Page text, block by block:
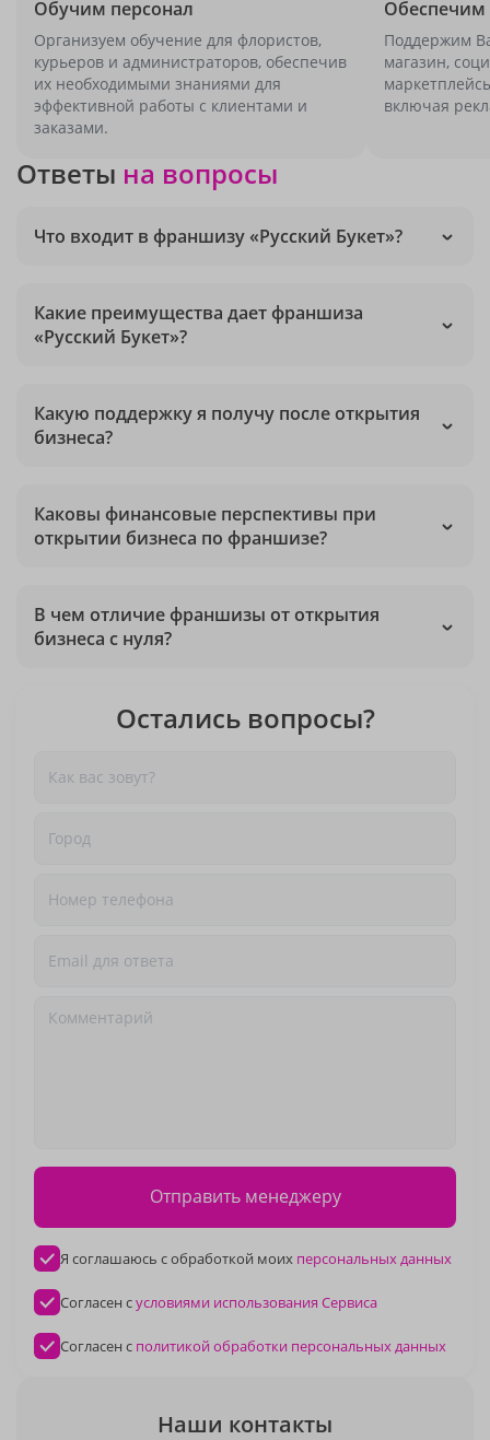
Обучим персонал
Организуем обучение для флористов,
курьеров и администраторов, обеспечив
их необходимыми знаниями для
эффективной работы с клиентами и
заказами.
Поддержим
магазин,
включая
Ответы на вопросы
Что входит в франшизу «Русский Букет»?
Какие преимущества дает франшиза
«Русский Букет»?
Какую поддержку я получу после открытия
бизнеса?
Каковы финансовые перспективы при
открытии бизнеса по франшизе?
В чем отличие франшизы от открытия
бизнеса с нуля?
Остались вопросы?
Отправить менеджеру
Я соглашаюсь с обработкой моих персональных данных
Согласен сусловиями использования Сервиса
Согласен с политикой обработки персональных данных
Наши контакты